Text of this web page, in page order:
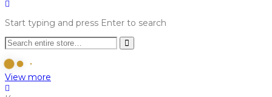
Start typing and press Enter to search
View more